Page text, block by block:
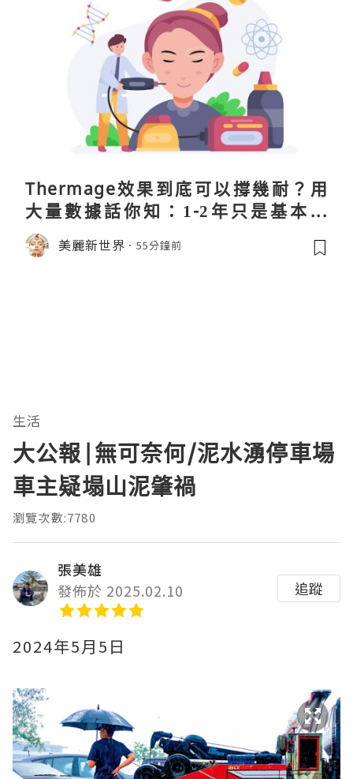
Thermage效果到底可以撐幾耐？用
大量數據話你知：1-2年只是基本操
作！
美麗新世界 55分鐘前
生活
大公報|無可奈何/泥水湧停車場
車主疑塌山泥肇禍
瀏覽次數:7780
張美雄
發佈於 2025.02.10
追蹤
2024年5月5日